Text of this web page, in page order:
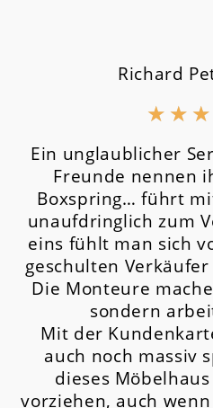
Richard
★ ★ ★
Ein unglaublicher
Freunde nennen
Boxspring… führt
unaufdringlich zum
eins fühlt man sich
geschulten
Die Monteure
sondern
Mit der
auch noch massiv
dieses
vorziehen, auch